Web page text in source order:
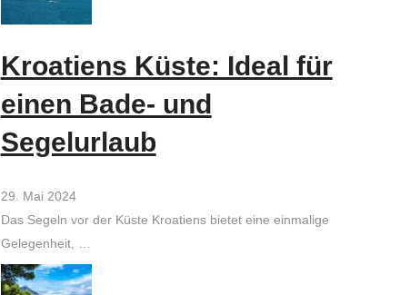
Kroatiens Küste: Ideal für
einen Bade- und
Segelurlaub
29. Mai 2024
Das Segeln vor der Küste Kroatiens bietet eine einmalige
Gelegenheit, …